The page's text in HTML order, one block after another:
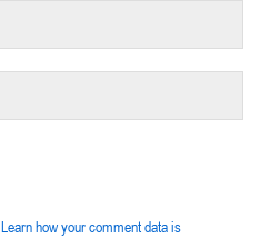
Learn how your comment data is